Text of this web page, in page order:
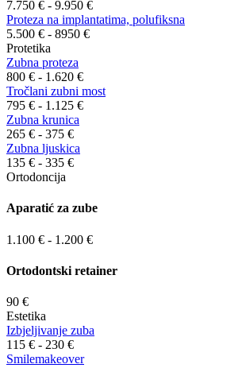
7.750 € - 9.950 €
Proteza na implantatima, polufiksna
5.500 € - 8950 €
Protetika
Zubna proteza
800 € - 1.620 €
Tročlani zubni most
795 € - 1.125 €
Zubna krunica
265 € - 375 €
Zubna ljuskica
135 € - 335 €
Ortodoncija
Aparatić za zube
1.100 € - 1.200 €
Ortodontski retainer
90 €
Estetika
Izbjeljivanje zuba
115 € - 230 €
Smilemakeover